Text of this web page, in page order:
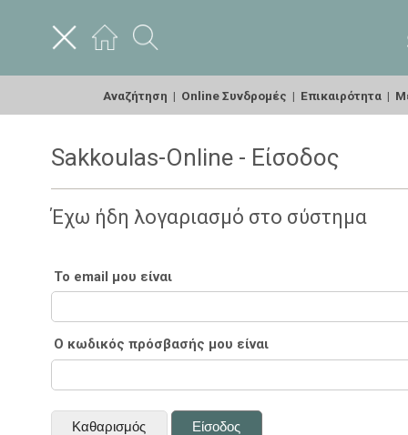
Αναζήτηση | Online Συνδρομές | Επικαιρότητα |
Sakkoulas-Online - Είσοδος
Έχω ήδη λογαριασμό στο σύστημα
Το email μου είναι
Ο κωδικός πρόσβασής μου είναι